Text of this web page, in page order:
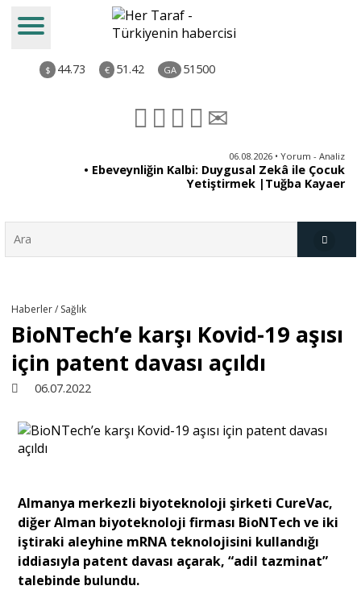
$ 44.73 € 51.42 GA 51500
06.08.2026 • Yorum - Analiz
• Ebeveynliğin Kalbi: Duygusal Zekâ ile Çocuk
Yetiştirmek |Tuğba Kayaer
Derkenar
Ekonomi
Dünya
Haberler / Sağlık
BioNTech’e karşı Kovid-19 aşısı
için patent davası açıldı
06.07.2022
Almanya merkezli biyoteknoloji şirketi CureVac,
diğer Alman biyoteknoloji firması BioNTech ve iki
iştiraki aleyhine mRNA teknolojisini kullandığı
iddiasıyla patent davası açarak, “adil tazminat”
talebinde bulundu.